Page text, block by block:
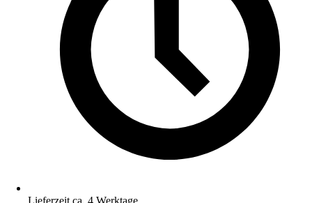
Lieferzeit ca. 4 Werktage